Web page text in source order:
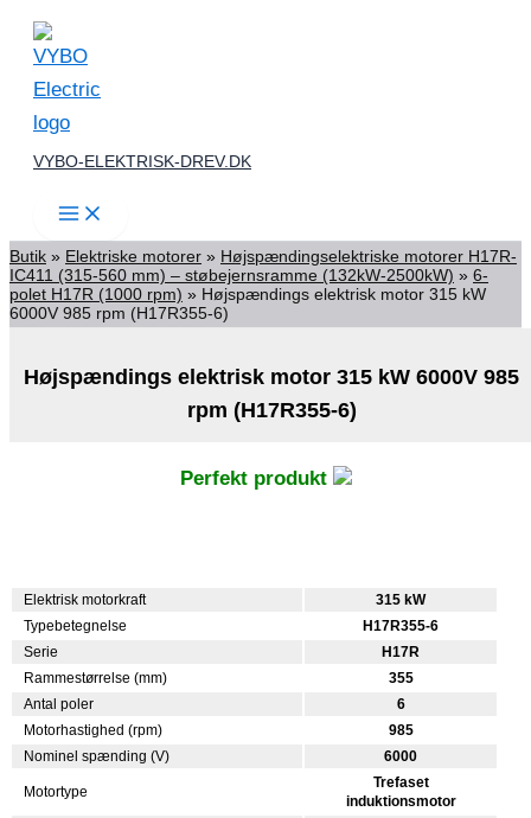
Gå
indholdet
VYBO-ELEKTRISK-DREV.DK
Butik » Elektriske motorer » Højspændingselektriske motorer H17R-
IC411 (315-560 mm) – støbejernsramme (132kW-2500kW) » 6-
polet H17R (1000 rpm) » Højspændings elektrisk motor 315 kW
6000V 985 rpm (H17R355-6)
Højspændings elektrisk motor 315 kW 6000V 985
rpm (H17R355-6)
Perfekt produkt
Elektrisk motorkraft
315 kW
Typebetegnelse
H17R355-6
Serie
H17R
Rammestørrelse (mm)
355
Antal poler
6
Motorhastighed (rpm)
985
Nominel spænding (V)
6000
Motortype
Trefaset
induktionsmotor